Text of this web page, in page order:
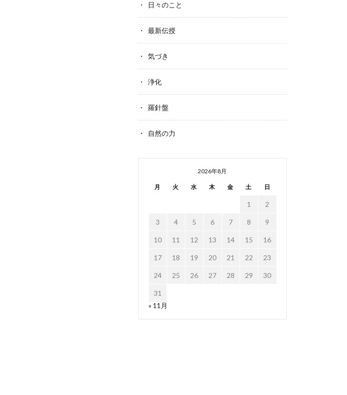
日々のこと
最新伝授
気づき
浄化
羅針盤
自然の力
2026年8月
月 火 水 木 金 土 日
1 2
3 4 5 6 7 8 9
10 11 12 13 14 15 16
17 18 19 20 21 22 23
24 25 26 27 28 29 30
31
« 11月